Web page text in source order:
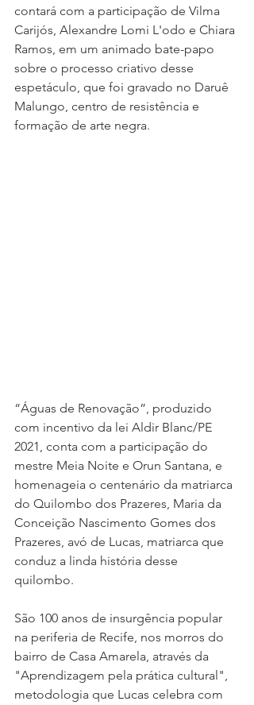
contará com a participação de Vilma
Carijós, Alexandre Lomi L'odo e Chiara
Ramos, em um animado bate-papo
sobre o processo criativo desse
espetáculo, que foi gravado no Daruê
Malungo, centro de resistência e
formação de arte negra.
“Águas de Renovação”, produzido
com incentivo da lei Aldir Blanc/PE
2021, conta com a participação do
mestre Meia Noite e Orun Santana, e
homenageia o centenário da matriarca
do Quilombo dos Prazeres, Maria da
Conceição Nascimento Gomes dos
Prazeres, avó de Lucas, matriarca que
conduz a linda história desse
quilombo.
São 100 anos de insurgência popular
na periferia de Recife, nos morros do
bairro de Casa Amarela, através da
"Aprendizagem pela prática cultural",
metodologia que Lucas celebra com